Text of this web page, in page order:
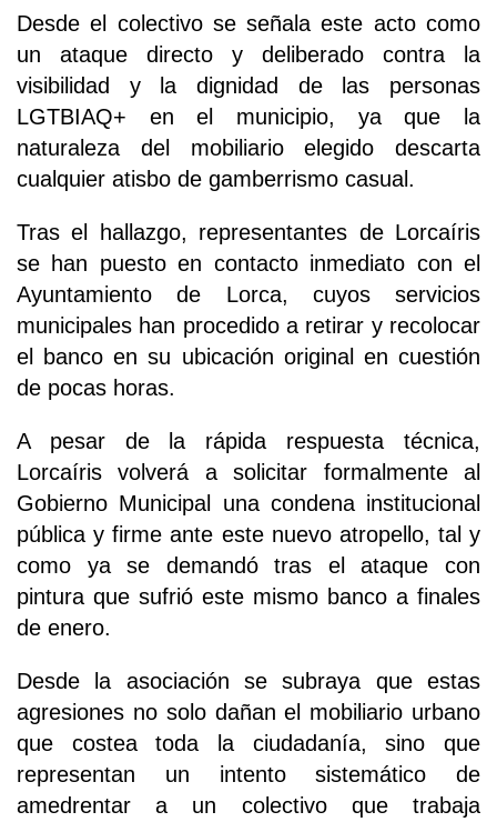
Desde el colectivo se señala este acto como
un ataque directo y deliberado contra la
visibilidad y la dignidad de las personas
LGTBIAQ+ en el municipio, ya que la
naturaleza del mobiliario elegido descarta
cualquier atisbo de gamberrismo casual.
Tras el hallazgo, representantes de Lorcaíris
se han puesto en contacto inmediato con el
Ayuntamiento de Lorca, cuyos servicios
municipales han procedido a retirar y recolocar
el banco en su ubicación original en cuestión
de pocas horas.
A pesar de la rápida respuesta técnica,
Lorcaíris volverá a solicitar formalmente al
Gobierno Municipal una condena institucional
pública y firme ante este nuevo atropello, tal y
como ya se demandó tras el ataque con
pintura que sufrió este mismo banco a finales
de enero.
Desde la asociación se subraya que estas
agresiones no solo dañan el mobiliario urbano
que costea toda la ciudadanía, sino que
representan un intento sistemático de
amedrentar a un colectivo que trabaja